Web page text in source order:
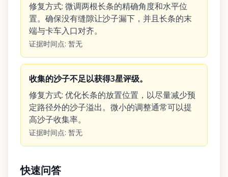
修复方式: 微调两根长条的精确角度和水平位
置。确保没有缝隙让沙子漏下，并且长条的末
端与卡车入口对齐。
证据时间点: 暂无
收集的沙子不足以获得3星评级。
修复方式: 优化长条的放置位置，以尽量减少预
定路径外的沙子溢出。微小的调整通常可以提
高沙子收集率。
证据时间点: 暂无
快速问答